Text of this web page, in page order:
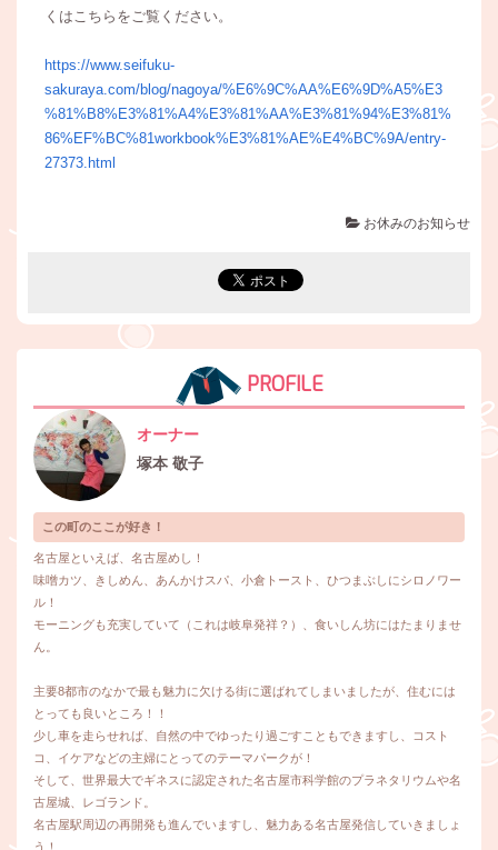
くはこちらをご覧ください。
https://www.seifuku-
sakuraya.com/blog/nagoya/%E6%9C%AA%E6%9D%A5%E3
%81%B8%E3%81%A4%E3%81%AA%E3%81%94%E3%81%
86%EF%BC%81workbook%E3%81%AE%E4%BC%9A/entry-
27373.html
お休みのお知らせ
PROFILE
オーナー
塚本 敬子
この町のここが好き！
名古屋といえば、名古屋めし！
味噌カツ、きしめん、あんかけスパ、小倉トースト、ひつまぶしにシロノワー
ル！
モーニングも充実していて（これは岐阜発祥？）、食いしん坊にはたまりませ
ん。
主要8都市のなかで最も魅力に欠ける街に選ばれてしまいましたが、住むには
とっても良いところ！！
少し車を走らせれば、自然の中でゆったり過ごすこともできますし、コスト
コ、イケアなどの主婦にとってのテーマパークが！
そして、世界最大でギネスに認定された名古屋市科学館のプラネタリウムや名
古屋城、レゴランド。
名古屋駅周辺の再開発も進んでいますし、魅力ある名古屋発信していきましょ
う！